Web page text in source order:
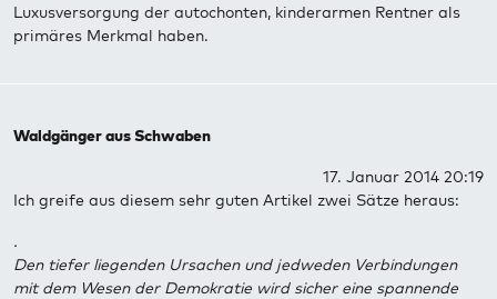
Luxusversorgung der autochonten, kinderarmen Rentner als
primäres Merkmal haben.
Waldgänger aus Schwaben
17. Januar 2014 20:19
Ich greife aus diesem sehr guten Artikel zwei Sätze heraus:
.
Den tiefer liegenden Ursachen und jedweden Verbindungen
mit dem Wesen der Demokratie wird sicher eine spannende